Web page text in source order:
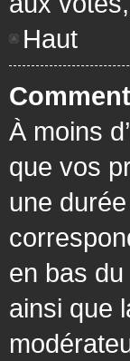
Haut
À moins
que vos
une
en bas du
ainsi que